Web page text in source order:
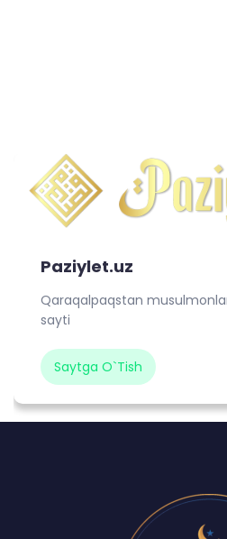
Paziylet.uz
Qaraqalpaqstan
sayti
Saytga O`tish